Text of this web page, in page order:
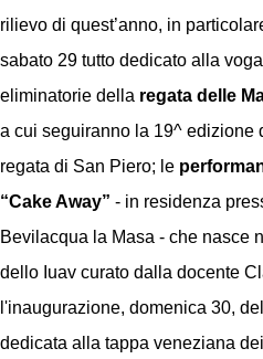
rilievo di quest’anno, in
sabato 29 tutto dedicato alla
eliminatorie della regata delle
a cui seguiranno la 19^ edizione
regata di San Piero; le
“Cake Away” - in residenza
Bevilacqua la Masa - che nasce
dello Iuav curato dalla docente
l'inaugurazione, domenica 30,
dedicata alla tappa veneziana